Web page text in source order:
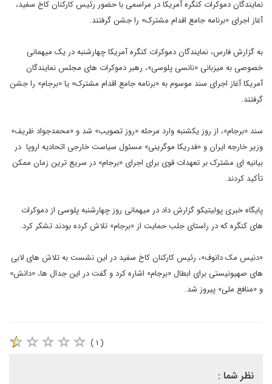
نمایندگان دموکرات کنگره آمریکا در مراسمی با حضور رئیس کارکنان کاخ سفید،
آغاز اجرای «برنامه جامع اقدام مشترک» را جشن گرفتند.
به گزارش فارس، نمایندگان دموکرات کنگره آمریکا چهارشنبه در یک میهمانی
خصوصی به میزبانی «نانسی پلوسی»، رهبر دموکرات های مجلس نمایندگان
آمریکا آغاز اجرای سند موسوم به «برنامه جامع اقدام مشترک» یا «برجام» را جشن
گرفتند.
سند «برجام»، از روز یکشنبه وارد مرحله «روز تصویب» شد و «محمدجواد ظریف»
وزیر خارجه ایران و «فدریکا موگرینی» مسئول سیاست خارجی اتحادیه اروپا در
بیانیه ای مشترک بر تعهدات قوی برای اجرای «برجام» در سریع ترین زمان ممکن
تأکید کردند.
پایگاه خبری پولیتیکو گزارش داد در میهمانی روز چهارشنبه پلوسی از دموکرات
های کنگره که در راستای جلب حمایت از «برجام» تلاش کرده بودند تشکر کرد.
«دنیس مک دانوف»، رئیس کارکنان کاخ سفید در این نشست به تلاش های لابی
های صهیونیستی برای ابطال «برجام» اشاره کرد و گفت در این جدال ها، «دانش»
و «منافع ملی» پیروز شد.
( ۱ )
نظر شما :